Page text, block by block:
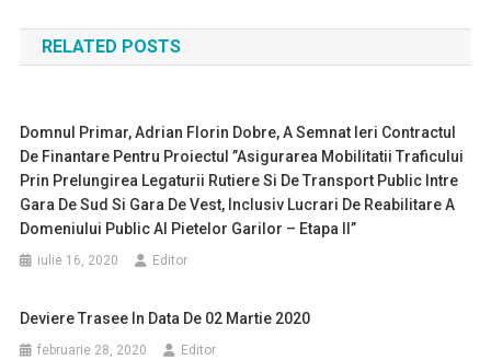
în
articole
RELATED POSTS
Domnul Primar, Adrian Florin Dobre, A Semnat Ieri Contractul
De Finantare Pentru Proiectul ”Asigurarea Mobilitatii Traficului
Prin Prelungirea Legaturii Rutiere Si De Transport Public Intre
Gara De Sud Si Gara De Vest, Inclusiv Lucrari De Reabilitare A
Domeniului Public Al Pietelor Garilor – Etapa II”
iulie 16, 2020 Editor
Deviere Trasee In Data De 02 Martie 2020
februarie 28, 2020 Editor